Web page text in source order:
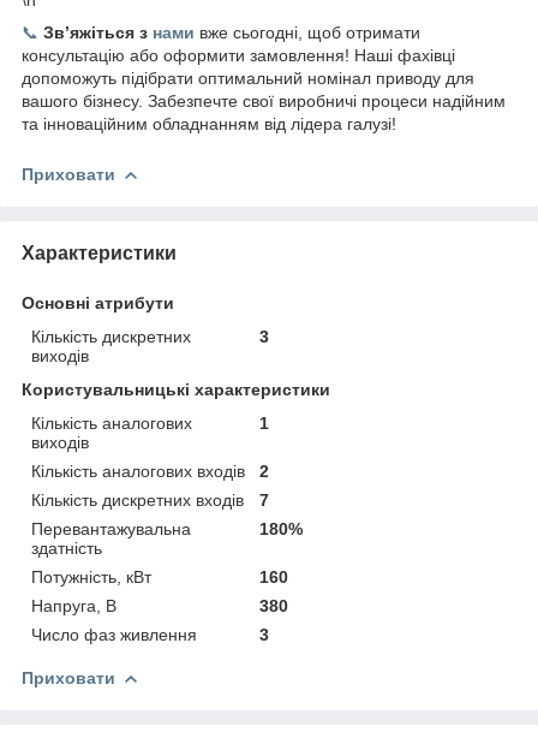
📞 Зв’яжіться з нами вже сьогодні, щоб отримати
консультацію або оформити замовлення! Наші фахівці
допоможуть підібрати оптимальний номінал приводу для
вашого бізнесу. Забезпечте свої виробничі процеси надійним
та інноваційним обладнанням від лідера галузі!
Приховати
Характеристики
Основні атрибути
Кількість дискретних
виходів
3
Користувальницькі характеристики
Кількість аналогових
виходів
1
Кількість аналогових входів
2
Кількість дискретних входів
7
Перевантажувальна
здатність
180%
Потужність, кВт
160
Напруга, В
380
Число фаз живлення
3
Приховати